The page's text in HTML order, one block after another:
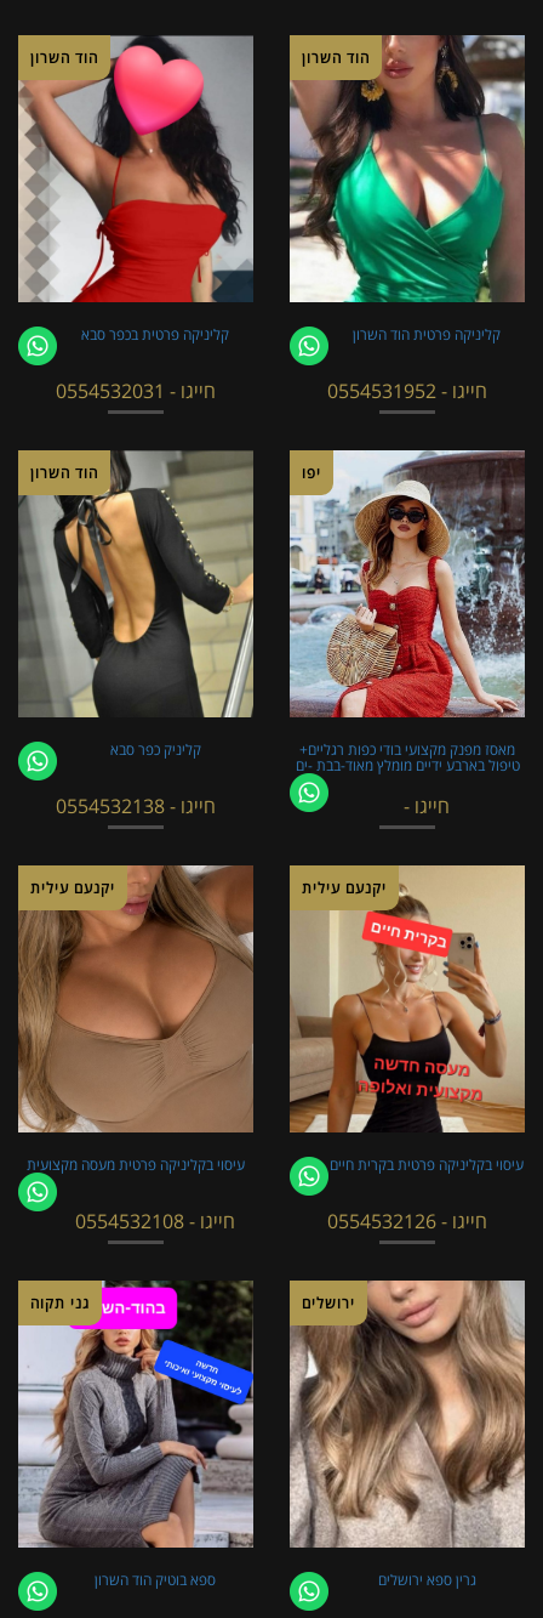
הוד השרון
קליניקה פרטית בכפר סבא
חייגו - 0554532031
הוד השרון
קליניקה פרטית הוד השרון
חייגו - 0554531952
הוד השרון
קליניק כפר סבא
חייגו - 0554532138
יפו
מאסז מפנק מקצועי בודי כפות רגליים+
טיפול בארבע ידיים מומלץ מאוד-בבת -ים
חייגו -
יקנעם עילית
עיסוי בקליניקה פרטית מעסה מקצועית
חייגו - 0554532108
יקנעם עילית
עיסוי בקליניקה פרטית בקרית חיים
חייגו - 0554532126
גני תקוה
ספא בוטיק הוד השרון
ירושלים
גרין ספא ירושלים